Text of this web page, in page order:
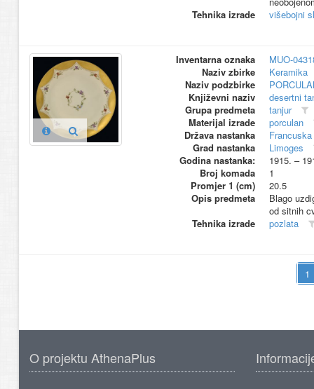
Tehnika izrade
višebojni
Inventarna oznaka
MUO-
Naziv zbirke
Keramika
Naziv podzbirke
Književni naziv
desertni
Grupa predmeta
tanjur
Materijal izrade
porculan
Država nastanka
Francuska
Grad nastanka
Limoges
Godina nastanka:
1915. –
Broj komada
1
Promjer 1 (cm)
20.5
Opis predmeta
Blago
od sitnih
Tehnika izrade
pozlata
O projektu AthenaPlus